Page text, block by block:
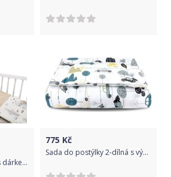
6-ti dílná výhod. sada s dárkem pro miminko, 120 x 90 cm, Lachtánek - béžový, 135 x 100
775 Kč
Sada do postýlky 2-dílná s výplní - AUTA V ALEJI zeleno-šedá - BabyNellys rozměr 135x100cm